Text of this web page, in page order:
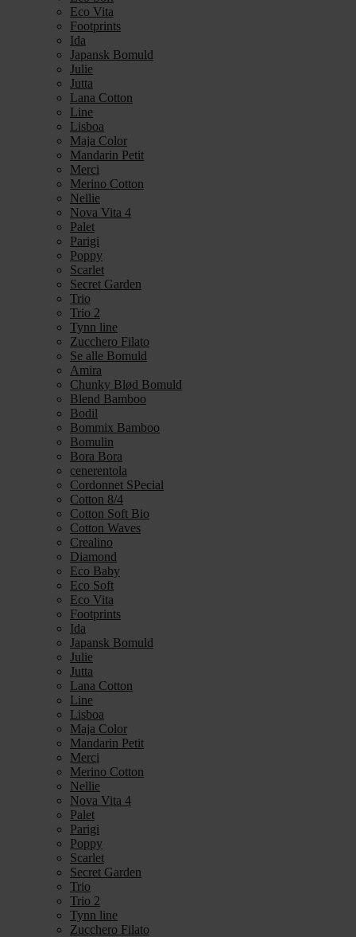
Eco Vita
Footprints
Ida
Japansk Bomuld
Julie
Jutta
Lana Cotton
Line
Lisboa
Maja Color
Mandarin Petit
Merci
Merino Cotton
Nellie
Nova Vita 4
Palet
Parigi
Poppy
Scarlet
Secret Garden
Trio
Trio 2
Tynn line
Zucchero Filato
Se alle Bomuld
Amira
Chunky Blød Bomuld
Blend Bamboo
Bodil
Bommix Bamboo
Bomulin
Bora Bora
cenerentola
Cordonnet SPecial
Cotton 8/4
Cotton Soft Bio
Cotton Waves
Crealino
Diamond
Eco Baby
Eco Soft
Eco Vita
Footprints
Ida
Japansk Bomuld
Julie
Jutta
Lana Cotton
Line
Lisboa
Maja Color
Mandarin Petit
Merci
Merino Cotton
Nellie
Nova Vita 4
Palet
Parigi
Poppy
Scarlet
Secret Garden
Trio
Trio 2
Tynn line
Zucchero Filato